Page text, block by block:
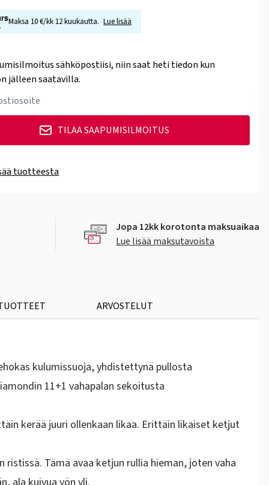
Maksa 10 €/kk 12 kuukautta. Lue lisää
sähköpostiisi, niin saat heti tiedon kun
jälleen saatavilla.
TILAA SAAPUMISILMOITUS
tuotteesta
Jopa 12kk korotonta maksuaikaa
Lue lisää maksutavoista
ARVOSTELUT
kulumissuoja, yhdistettynä pullosta
11+1 vahapalan sekoitusta
kerää juuri ollenkaan likaa. Erittäin likaiset ketjut
Tämä avaa ketjun rullia hieman, joten vaha